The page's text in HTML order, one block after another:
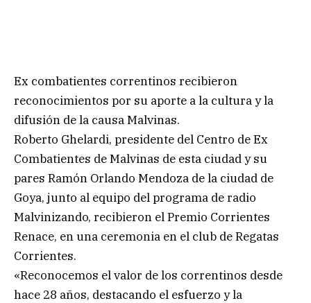
Ex combatientes correntinos recibieron
reconocimientos por su aporte a la cultura y la
difusión de la causa Malvinas.
Roberto Ghelardi, presidente del Centro de Ex
Combatientes de Malvinas de esta ciudad y su
pares Ramón Orlando Mendoza de la ciudad de
Goya, junto al equipo del programa de radio
Malvinizando, recibieron el Premio Corrientes
Renace, en una ceremonia en el club de Regatas
Corrientes.
«Reconocemos el valor de los correntinos desde
hace 28 años, destacando el esfuerzo y la